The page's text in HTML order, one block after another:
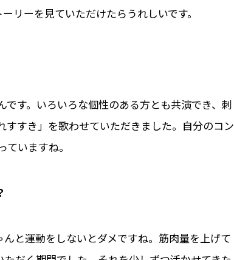
リーを見ていただけたらうれしいです。
す。いろいろな個性のある方とも共演でき、刺
すき」を歌わせていただきました。自分のコン
いますね。
と運動をしないとダメですね。筋肉量を上げて